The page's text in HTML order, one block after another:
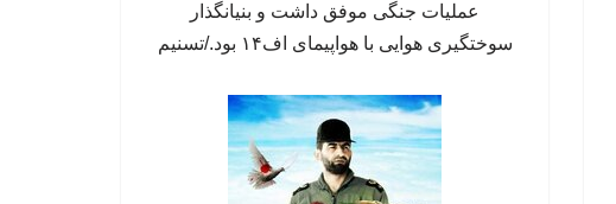
عملیات جنگی موفق داشت و بنیانگذار
سوختگیری هوایی با هواپیمای اف۱۴ بود./تسنیم